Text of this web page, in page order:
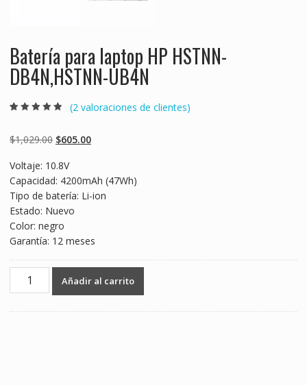
Batería para laptop HP HSTNN-
DB4N,HSTNN-UB4N
basado en
puntuaciones
(2 valoraciones de clientes)
$1,029.00 Original
was:
$1,029.00.
$605.00Current
$605.00.
Voltaje: 10.8V
Capacidad: 4200mAh (47Wh)
Tipo de batería: Li-ion
Estado: Nuevo
Color: negro
Garantía: 12 meses
Batería
Añadir al carrito